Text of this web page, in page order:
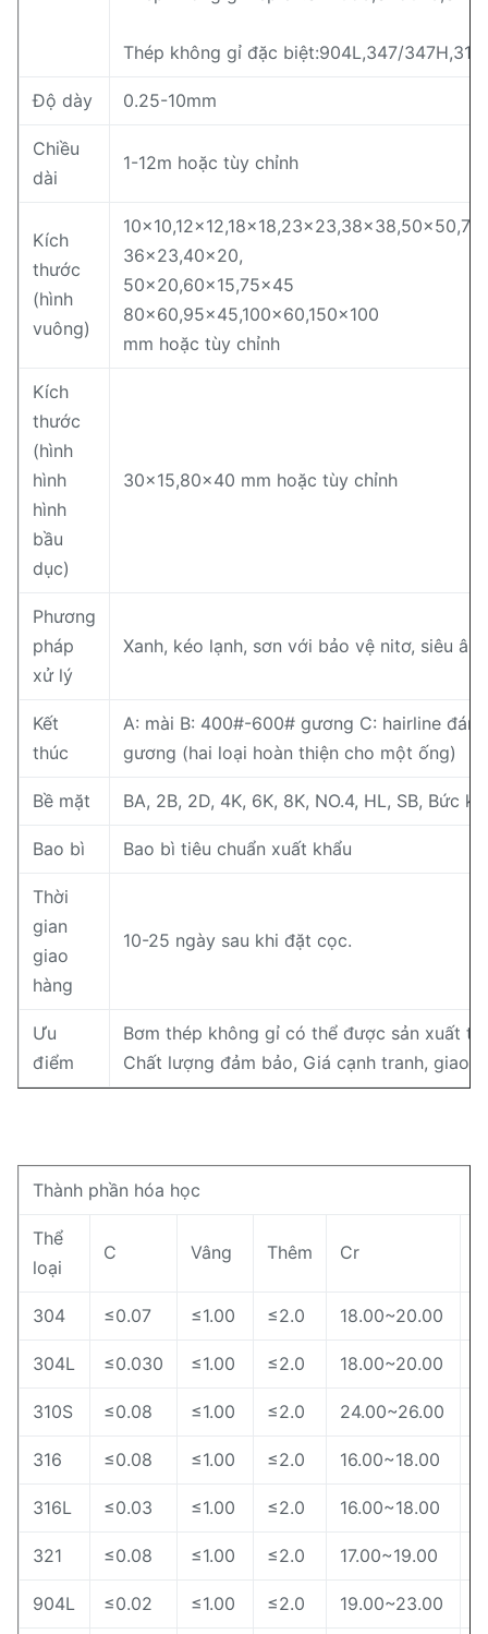
Thép không gỉ đặc biệt:904L,347/
Độ dày 0.25-10mm
Chiều
dài
1-12m hoặc tùy chỉnh
Kích
thước
(hình
vuông)
36×23,40×20,
50×20,60×15,75×45
80×60,95×45,100×60,150×100
mm hoặc tùy chỉnh
Kích
thước
(hình
hình
hình
bầu
dục)
30×15,80×40 mm hoặc tùy chỉnh
Phương
pháp
xử lý
Xanh, kéo lạnh, sơn với bảo vệ nitơ, siêu
Kết
thúc
A: mài B: 400#-600# gương C: hairline
gương (hai loại hoàn thiện cho một ống)
Bề mặt BA, 2B, 2D, 4K, 6K, 8K, NO.4, HL, SB, Bức
Bao bì Bao bì tiêu chuẩn xuất khẩu
Thời
gian
giao
hàng
10-25 ngày sau khi đặt cọc.
Ưu
điểm
Bơm thép không gỉ có thể được sản xuất
Chất lượng đảm bảo, Giá cạnh tranh, giao
Thành phần hóa học
Thể
loại
C Vâng Thêm Cr
304 ≤0.07 ≤1.00 ≤2.0 18.00~20.00
304L ≤0.030 ≤1.00 ≤2.0 18.00~20.00
310S ≤0.08 ≤1.00 ≤2.0 24.00~26.00
316 ≤0.08 ≤1.00 ≤2.0 16.00~18.00
316L ≤0.03 ≤1.00 ≤2.0 16.00~18.00
321 ≤0.08 ≤1.00 ≤2.0 17.00~19.00
904L ≤0.02 ≤1.00 ≤2.0 19.00~23.00